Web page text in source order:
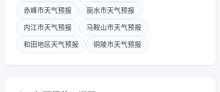
赤峰市天气预报 丽水市天气预报
内江市天气预报 马鞍山市天气预报
和田地区天气预报 铜陵市天气预报